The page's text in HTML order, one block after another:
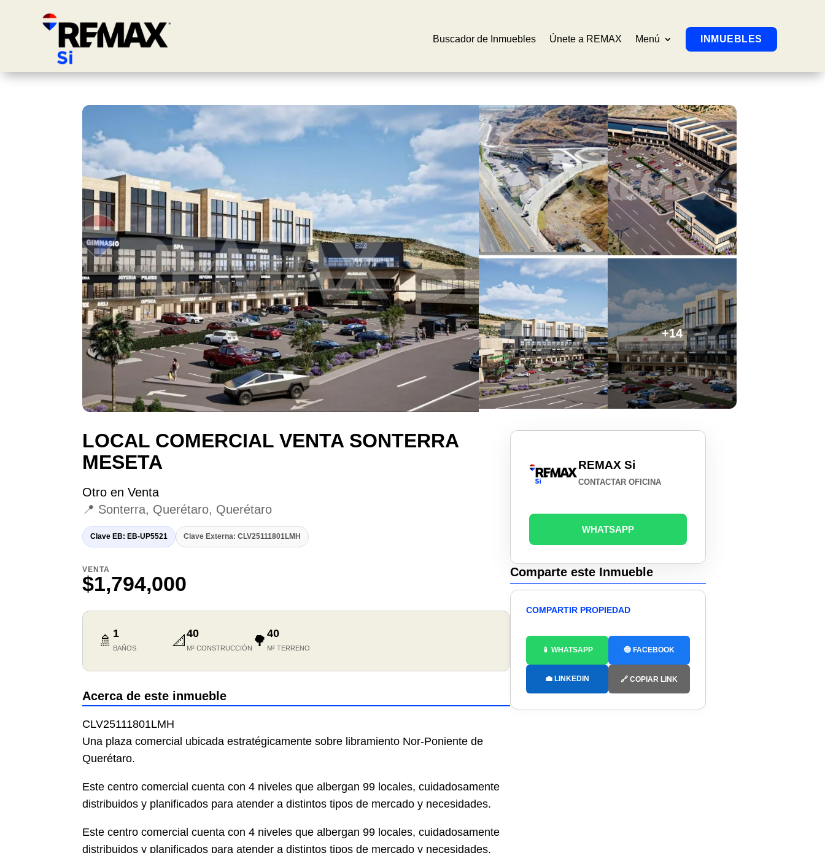
Buscador de Inmuebles Únete a REMAX Menú INMUEBLES
+14
LOCAL COMERCIAL VENTA SONTERRA
MESETA
Otro en Venta
📍 Sonterra, Querétaro, Querétaro
Clave EB: EB-UP5521 Clave Externa: CLV25111801LMH
VENTA
$1,794,000
🚿 1
BAÑOS 📐40
M² CONSTRUCCIÓN 🌳40
M² TERRENO
Acerca de este inmueble
CLV25111801LMH
Una plaza comercial ubicada estratégicamente sobre libramiento Nor-Poniente de
Querétaro.
Este centro comercial cuenta con 4 niveles que albergan 99 locales, cuidadosamente
distribuidos y planificados para atender a distintos tipos de mercado y necesidades.
Este centro comercial cuenta con 4 niveles que albergan 99 locales, cuidadosamente
distribuidos y planificados para atender a distintos tipos de mercado y necesidades.
REMAX Si
CONTACTAR OFICINA
WHATSAPP
Comparte este Inmueble
COMPARTIR PROPIEDAD
📱 WHATSAPP 🔵 FACEBOOK
💼 LINKEDIN 🔗 COPIAR LINK